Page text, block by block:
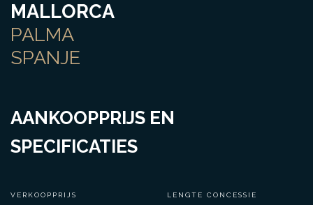
MALLORCA
PALMA
SPANJE
AANKOOPPRIJS EN
SPECIFICATIES
VERKOOPPRIJS LENGTE CONCESSIE